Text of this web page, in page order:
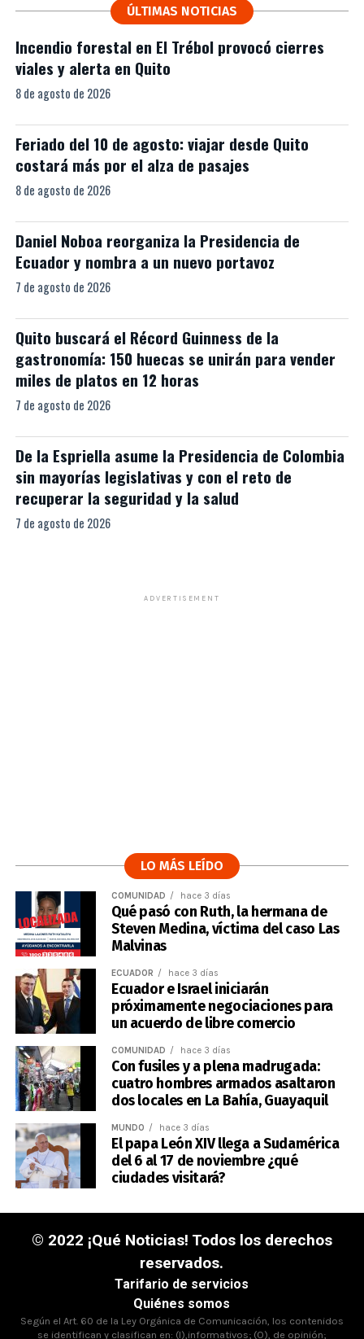
ÚLTIMAS NOTICIAS
Incendio forestal en El Trébol provocó cierres
viales y alerta en Quito
8 de agosto de 2026
Feriado del 10 de agosto: viajar desde Quito
costará más por el alza de pasajes
8 de agosto de 2026
Daniel Noboa reorganiza la Presidencia de
Ecuador y nombra a un nuevo portavoz
7 de agosto de 2026
Quito buscará el Récord Guinness de la
gastronomía: 150 huecas se unirán para vender
miles de platos en 12 horas
7 de agosto de 2026
De la Espriella asume la Presidencia de Colombia
sin mayorías legislativas y con el reto de
recuperar la seguridad y la salud
7 de agosto de 2026
ADVERTISEMENT
LO MÁS LEÍDO
COMUNIDAD hace 3 días
Qué pasó con Ruth, la hermana de
Steven Medina, víctima del caso Las
Malvinas
ECUADOR hace 3 días
Ecuador e Israel iniciarán
próximamente negociaciones para
un acuerdo de libre comercio
COMUNIDAD hace 3 días
Con fusiles y a plena madrugada:
cuatro hombres armados asaltaron
dos locales en La Bahía, Guayaquil
MUNDO hace 3 días
El papa León XIV llega a Sudamérica
del 6 al 17 de noviembre ¿qué
ciudades visitará?
© 2022 ¡Qué Noticias! Todos los derechos
reservados.
Tarifario de servicios
Quiénes somos
Según el Art. 60 de la Ley Orgánica de Comunicación, los contenidos
se identifican y clasifican en: (I),informativos; (O), de opinión;